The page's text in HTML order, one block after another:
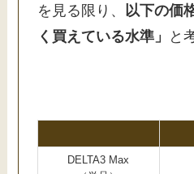
を見る限り、
以下の価
く買えている水準」
と
DELTA3 Max